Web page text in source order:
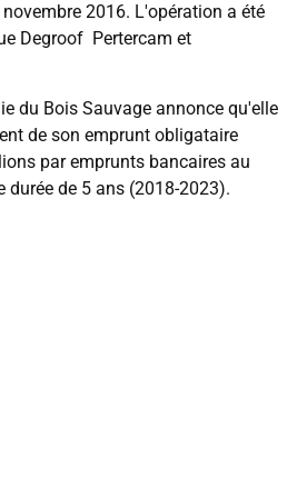
2016. L'opération a été
Degroof Pertercam et
du Bois Sauvage annonce qu'elle
de son emprunt obligataire
par emprunts bancaires au
durée de 5 ans (2018-2023).